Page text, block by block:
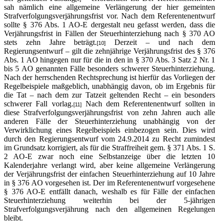
sah nämlich eine allgemeine Verlängerung der hier gemeinten
Strafverfolgungsverjährungsfrist vor. Nach dem Referentenentwurf
sollte § 376 Abs. 1 AO-E dergestalt neu gefasst werden, dass die
Verjährungsfrist in Fällen der Steuerhinterziehung nach § 370 AO
stets zehn Jahre beträgt.[10]
Derzeit – und nach dem
Regierungsentwurf – gilt die zehnjährige Verjährungsfrist des § 376
Abs. 1 AO hingegen nur für die in den in § 370 Abs. 3 Satz 2 Nr. 1
bis 5 AO genannten Fälle besonders schwerer Steuerhinterziehung.
Nach der herrschenden Rechtsprechung ist hierfür das Vorliegen der
Regelbeispiele maßgeblich, unabhängig davon, ob im Ergebnis für
die Tat – nach dem zur Tatzeit geltenden Recht – ein besonders
schwerer Fall vorlag.[11]Nach dem Referentenentwurf sollten in
diese Strafverfolgungsverjährungsfrist von zehn Jahren auch alle
anderen Fälle der Steuerhinterziehung unabhängig von der
Verwirklichung eines Regelbeispiels einbezogen sein. Dies wird
durch den Regierungsentwurf vom 24.9.2014 zu Recht zumindest
im Grundsatz korrigiert, als für die Straffreiheit gem. § 371 Abs. 1 S.
2 AO-E zwar noch eine Selbstanzeige über die letzten 10
Kalenderjahre verlangt wird, aber keine allgemeine Verlängerung
der Verjährungsfrist der einfachen Steuerhinterziehung auf 10 Jahre
in § 376 AO vorgesehen ist. Der im Referentenentwurf vorgesehene
§ 376 AO-E entfällt danach, weshalb es für Fälle der einfachen
Steuerhinterziehung weiterhin bei der 5-jährigen
Strafverfolgungsverjährung nach den allgemeinen Regelungen
bleibt.